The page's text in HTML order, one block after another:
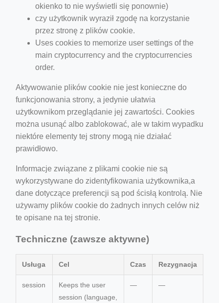
okienko to nie wyświetli się ponownie)
czy użytkownik wyraził zgodę na korzystanie
przez stronę z plików cookie.
Uses cookies to memorize user settings of the
main cryptocurrency and the cryptocurrencies
order.
Aktywowanie plików cookie nie jest konieczne do
funkcjonowania strony, a jedynie ułatwia
użytkownikom przeglądanie jej zawartości. Cookies
można usunąć albo zablokować, ale w takim wypadku
niektóre elementy tej strony mogą nie działać
prawidłowo.
Informacje związane z plikami cookie nie są
wykorzystywane do zidentyfikowania użytkownika,a
dane dotyczące preferencji są pod ścisłą kontrolą. Nie
używamy plików cookie do żadnych innych celów niż
te opisane na tej stronie.
Techniczne (zawsze aktywne)
Usługa Cel Czas Rezygnacja
session
Keeps the user
session (language,
— —